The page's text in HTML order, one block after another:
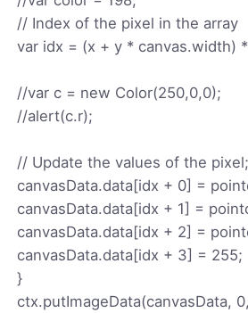
// Index of the pixel in the array
var idx = (x + y * canvas.width)
//var c = new Color(250,0,0);
//alert(c.r);
// Update the values of the pixel;
canvasData.data[idx + 0] =
canvasData.data[idx + 1] =
canvasData.data[idx + 2] =
canvasData.data[idx + 3] = 255;
}
ctx.putImageData(canvasData,